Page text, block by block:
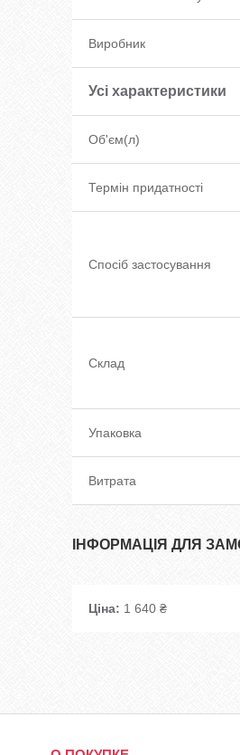
Виробник
Усі характеристики
Об'єм(л)
Термін придатності
Спосіб застосування
Склад
Упаковка
Витрата
ІНФОРМАЦІЯ ДЛЯ
Ціна: 1 640 ₴